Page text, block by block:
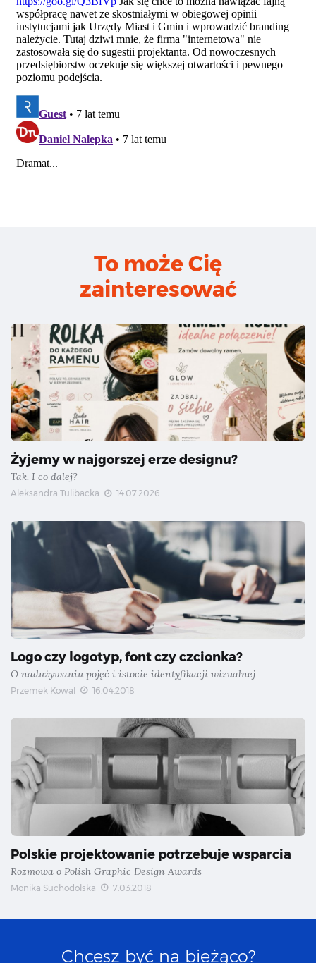
To może Cię
zainteresować
Żyjemy w najgorszej erze designu?
Tak. I co dalej?
Aleksandra Tulibacka 14.07.2026
Logo czy logotyp, font czy czcionka?
O nadużywaniu pojęć i istocie identyfikacji wizualnej
Przemek Kowal 16.04.2018
Polskie projektowanie potrzebuje wsparcia
Rozmowa o Polish Graphic Design Awards
Monika Suchodolska 7.03.2018
Chcesz być na bieżąco?